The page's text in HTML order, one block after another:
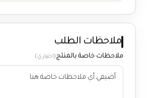
ملاحظات الطلب
ملاحظات خاصة بالمنتج(اختياري)